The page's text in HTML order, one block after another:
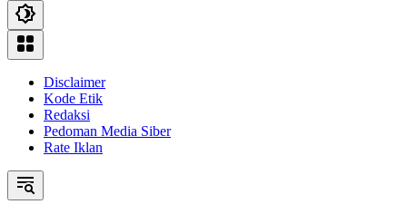
Disclaimer
Kode Etik
Redaksi
Pedoman Media Siber
Rate Iklan